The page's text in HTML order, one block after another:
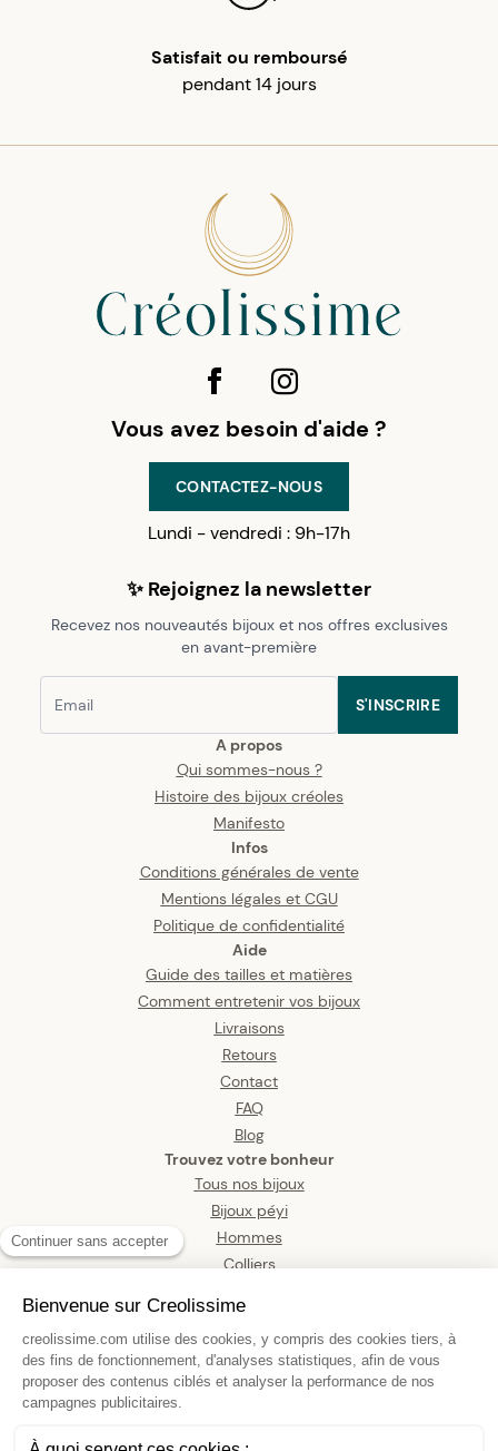
Satisfait ou remboursé
pendant 14 jours
A propos
Qui sommes-nous ?
Histoire des bijoux créoles
Manifesto
Infos
Conditions générales de vente
Mentions légales et CGU
Politique de confidentialité
Aide
Guide des tailles et matières
Comment entretenir vos bijoux
Livraisons
Retours
Contact
FAQ
Blog
Trouvez votre bonheur
Tous nos bijoux
Bijoux péyi
Hommes
Colliers
Bracelets
Pendentifs
Bagues
Vous avez besoin d'aide ?
CONTACTEZ-NOUS
Lundi - vendredi : 9h-17h
✨ Rejoignez la newsletter
Recevez nos nouveautés bijoux et nos offres exclusives
en avant-première
S'INSCRIRE